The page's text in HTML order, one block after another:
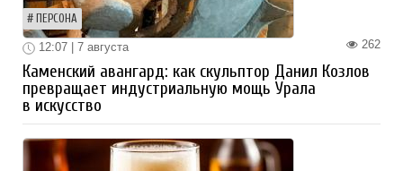
ПЕРСОНА
262
12:07 | 7 августа
Каменский авангард: как скульптор Данил Козлов
превращает индустриальную мощь Урала
в искусство